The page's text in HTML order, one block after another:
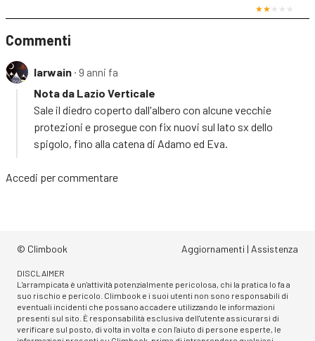
Commenti
Iarwain ∙ 9 anni fa
Nota da Lazio Verticale
Sale il diedro coperto dall'albero con alcune vecchie
protezioni e prosegue con fix nuovi sul lato sx dello
spigolo, fino alla catena di Adamo ed Eva.
Accedi per commentare
© Climbook Aggiornamenti | Assistenza
DISCLAIMER
L'arrampicata è un'attività potenzialmente pericolosa, chi la pratica lo fa a
suo rischio e pericolo. Climbook e i suoi utenti non sono responsabili di
eventuali incidenti che possano accadere utilizzando le informazioni
presenti sul sito. È responsabilità esclusiva dell'utente assicurarsi di
verificare sul posto, di volta in volta e con l'aiuto di persone esperte, le